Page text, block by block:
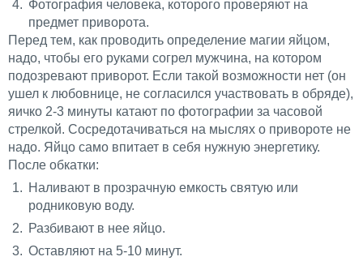
Фотография человека, которого проверяют на
предмет приворота.
Перед тем, как проводить определение магии яйцом,
надо, чтобы его руками согрел мужчина, на котором
подозревают приворот. Если такой возможности нет (он
ушел к любовнице, не согласился участвовать в обряде),
яичко 2-3 минуты катают по фотографии за часовой
стрелкой. Сосредотачиваться на мыслях о привороте не
надо. Яйцо само впитает в себя нужную энергетику.
После обкатки:
Наливают в прозрачную емкость святую или
родниковую воду.
Разбивают в нее яйцо.
Оставляют на 5-10 минут.